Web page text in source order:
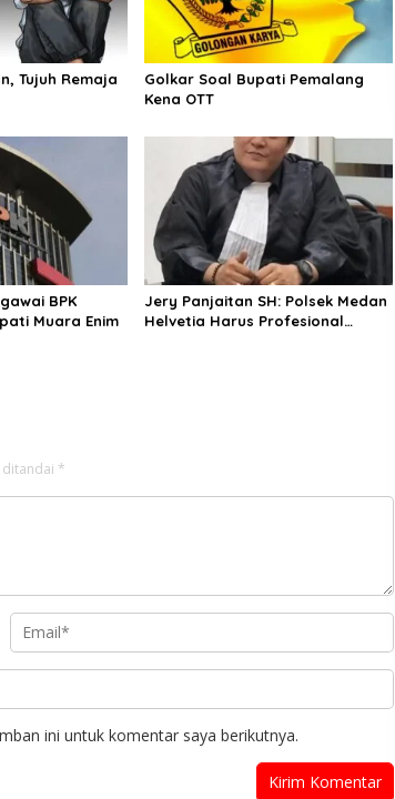
Tujuh Remaja
Golkar Soal Bupati Pemalang
Kena OTT
BPK
Muara Enim
Jery Panjaitan SH: Polsek Medan
Helvetia Harus Profesional
ditandai *
ini untuk komentar saya berikutnya.